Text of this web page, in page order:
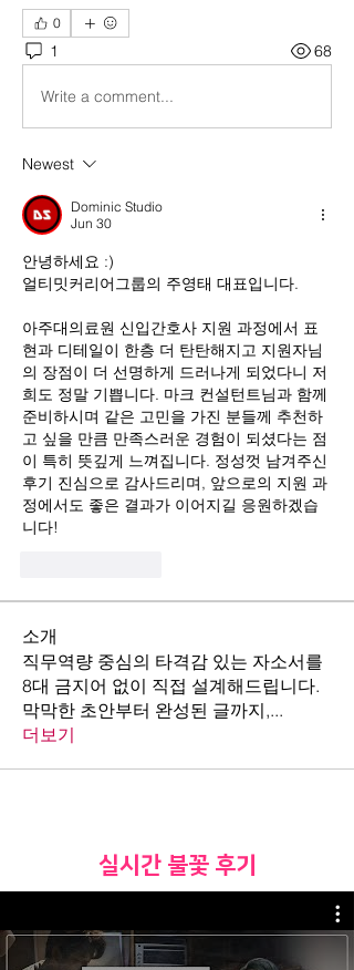
0
1 68
Write a comment...
Newest
Dominic Studio
Jun 30
안녕하세요 :)
얼티밋커리어그룹의 주영태 대표입니다.
아주대의료원 신입간호사 지원 과정에서 표
현과 디테일이 한층 더 탄탄해지고 지원자님
의 장점이 더 선명하게 드러나게 되었다니 저
희도 정말 기쁩니다. 마크 컨설턴트님과 함께
준비하시며 같은 고민을 가진 분들께 추천하
고 싶을 만큼 만족스러운 경험이 되셨다는 점
이 특히 뜻깊게 느껴집니다. 정성껏 남겨주신
후기 진심으로 감사드리며, 앞으로의 지원 과
정에서도 좋은 결과가 이어지길 응원하겠습
니다!
소개
직무역량 중심의 타격감 있는 자소서를
8대 금지어 없이 직접 설계해드립니다.
막막한 초안부터 완성된 글까지,...
더보기
​실시간 불꽃 후기